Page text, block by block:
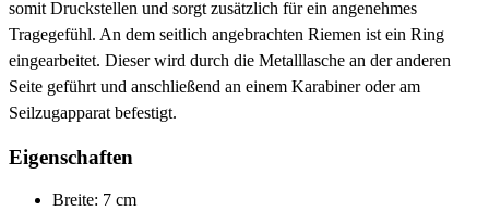
somit Druckstellen und sorgt zusätzlich für ein angenehmes
Tragegefühl. An dem seitlich angebrachten Riemen ist ein Ring
eingearbeitet. Dieser wird durch die Metalllasche an der anderen
Seite geführt und anschließend an einem Karabiner oder am
Seilzugapparat befestigt.
Eigenschaften
Breite: 7 cm